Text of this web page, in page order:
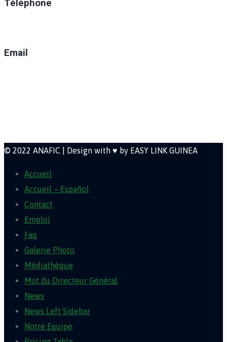
Téléphone
Email
© 2022 ANAFIC | Design with ♥ by EASY LINK GUINEA
Accueil
Accueil – Español
Contact
Emploi
Faq
Galerie Photo
Médiathèque
Mot du Directeur Général
News
News Left Sidebar
Notre Equipe